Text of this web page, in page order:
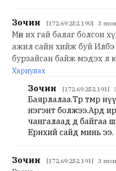
Зочин [172.69.252.190] 3
Мөн их гай балаг болсон
ажил сайн хийж буй Илбэ
бурзайсан байж мэдэх л
Хариулах
Зочин [172.69.252.191]
Баярлалаа.Төр төмөр
нэгэнт болжээ.Ард
чангалаад д байгаа
Ерөнхий сайд минь ээ.
Зочин [172.69.252.191] 3